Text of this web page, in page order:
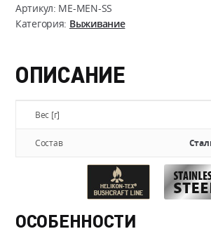
Артикул: ME-MEN-SS
Категория: Выживание
ОПИСАНИЕ
Вес [г]
Состав
ОСОБЕННОСТИ